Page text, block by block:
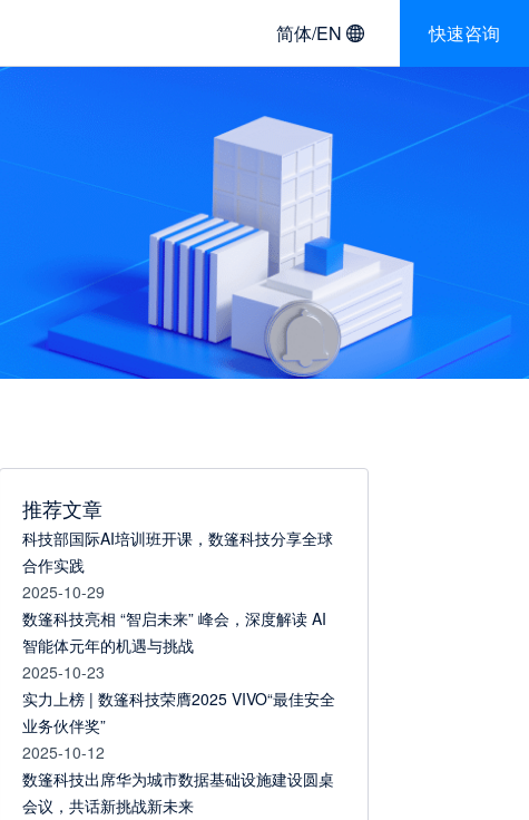
简体/EN 快速咨询
推荐文章
科技部国际AI培训班开课，数篷科技分享全球
合作实践
2025-10-29
数篷科技亮相 “智启未来” 峰会，深度解读 AI
智能体元年的机遇与挑战
2025-10-23
实力上榜 | 数篷科技荣膺2025 VIVO“最佳安全
业务伙伴奖”
2025-10-12
数篷科技出席华为城市数据基础设施建设圆桌
会议，共话新挑战新未来